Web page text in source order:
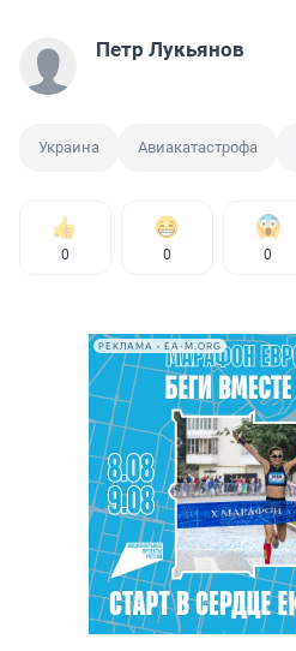
Петр Лукьянов
Украина Авиакатастрофа
0 0 0
РЕКЛАМА • EA-M.ORG